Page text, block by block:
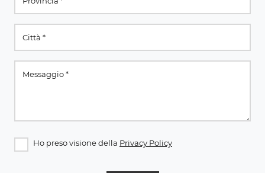
Ho preso visione della Privacy Policy